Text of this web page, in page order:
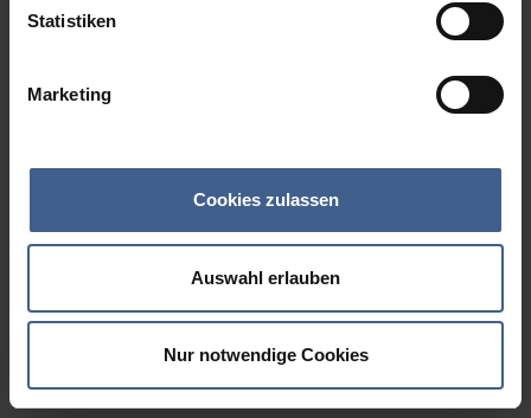
Statistiken
Marketing
Cookies zulassen
Auswahl erlauben
Nur notwendige Cookies